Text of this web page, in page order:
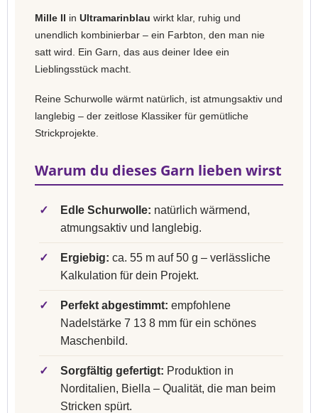
Mille II in Ultramarinblau wirkt klar, ruhig und
unendlich kombinierbar – ein Farbton, den man nie
satt wird. Ein Garn, das aus deiner Idee ein
Lieblingsstück macht.
Reine Schurwolle wärmt natürlich, ist atmungsaktiv und
langlebig – der zeitlose Klassiker für gemütliche
Strickprojekte.
Warum du dieses Garn lieben wirst
✓ Edle Schurwolle: natürlich wärmend,
atmungsaktiv und langlebig.
✓ Ergiebig: ca. 55 m auf 50 g – verlässliche
Kalkulation für dein Projekt.
✓ Perfekt abgestimmt: empfohlene
Nadelstärke 7 13 8 mm für ein schönes
Maschenbild.
✓ Sorgfältig gefertigt: Produktion in
Norditalien, Biella – Qualität, die man beim
Stricken spürt.